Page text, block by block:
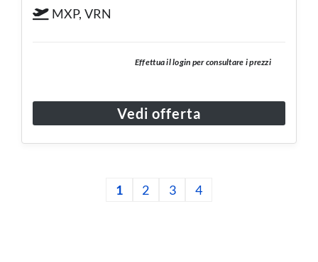
MXP, VRN
Effettua il login per consultare i prezzi
Vedi offerta
1 2 3 4